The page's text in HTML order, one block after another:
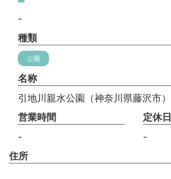
-
種類
公園
名称
引地川親水公園（神奈川県藤沢市）
営業時間
-
定休日
-
住所